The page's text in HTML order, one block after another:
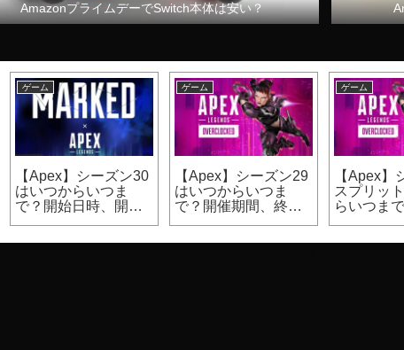
AmazonプライムデーでSwitch本体は安い？
ゲーム
【Apex】シーズン30
はいつからいつま
で？開始日時、開催
ゲーム
【Apex】シーズン29
はいつからいつま
で？開催期間、終了
ゲーム
【Apex】
スプリッ
らいつま